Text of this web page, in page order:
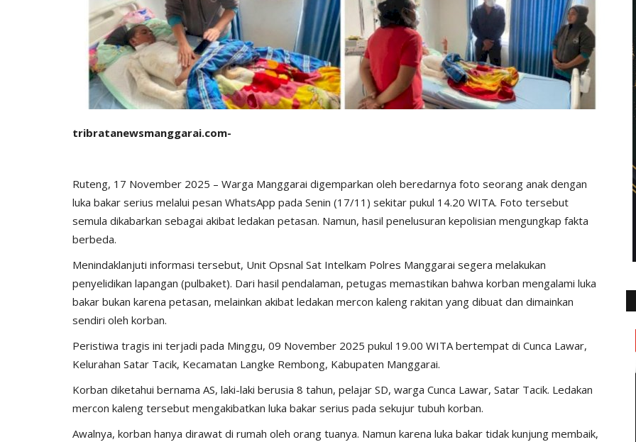
tribratanewsmanggarai.com-
Ruteng, 17 November 2025 – Warga Manggarai digemparkan oleh beredarnya foto seorang anak dengan
luka bakar serius melalui pesan WhatsApp pada Senin (17/11) sekitar pukul 14.20 WITA. Foto tersebut
semula dikabarkan sebagai akibat ledakan petasan. Namun, hasil penelusuran kepolisian mengungkap fakta
berbeda.
Menindaklanjuti informasi tersebut, Unit Opsnal Sat Intelkam Polres Manggarai segera melakukan
penyelidikan lapangan (pulbaket). Dari hasil pendalaman, petugas memastikan bahwa korban mengalami luka
bakar bukan karena petasan, melainkan akibat ledakan mercon kaleng rakitan yang dibuat dan dimainkan
sendiri oleh korban.
Peristiwa tragis ini terjadi pada Minggu, 09 November 2025 pukul 19.00 WITA bertempat di Cunca Lawar,
Kelurahan Satar Tacik, Kecamatan Langke Rembong, Kabupaten Manggarai.
Korban diketahui bernama AS, laki-laki berusia 8 tahun, pelajar SD, warga Cunca Lawar, Satar Tacik. Ledakan
mercon kaleng tersebut mengakibatkan luka bakar serius pada sekujur tubuh korban.
Awalnya, korban hanya dirawat di rumah oleh orang tuanya. Namun karena luka bakar tidak kunjung membaik,